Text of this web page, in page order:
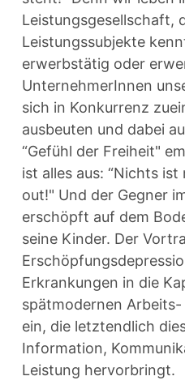
Leistungsgesellschaft,
Leistungssubjekte
erwerbstätig oder
UnternehmerInnen
sich in Konkurrenz
ausbeuten und dabei
“Gefühl der Freiheit"
ist alles aus: “Nichts
out!" Und der Gegner
erschöpft auf dem
seine Kinder. Der
Erkrankungen in die
spätmodernen
ein, die letztendlich
Information,
Leistung hervorbringt.